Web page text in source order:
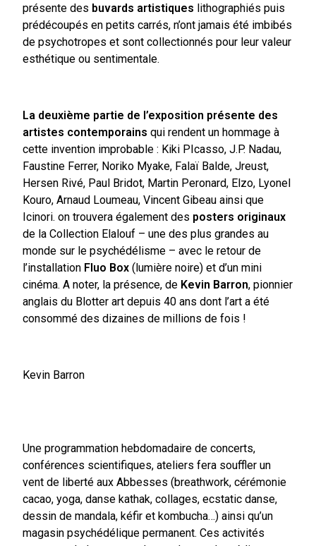
présente des buvards artistiques lithographiés puis
prédécoupés en petits carrés, n’ont jamais été imbibés
de psychotropes et sont collectionnés pour leur valeur
esthétique ou sentimentale.
La deuxième partie de l’exposition présente des
artistes contemporains qui rendent un hommage à
cette invention improbable : Kiki PIcasso, J.P. Nadau,
Faustine Ferrer, Noriko Myake, Falaï Balde, Jreust,
Hersen Rivé, Paul Bridot, Martin Peronard, Elzo, Lyonel
Kouro, Arnaud Loumeau, Vincent Gibeau ainsi que
Icinori. on trouvera également des posters originaux
de la Collection Elalouf – une des plus grandes au
monde sur le psychédélisme – avec le retour de
l’installation Fluo Box (lumière noire) et d’un mini
cinéma. A noter, la présence, de Kevin Barron, pionnier
anglais du Blotter art depuis 40 ans dont l’art a été
consommé des dizaines de millions de fois !
Kevin Barron
Une programmation hebdomadaire de concerts,
conférences scientifiques, ateliers fera souffler un
vent de liberté aux Abbesses (breathwork, cérémonie
cacao, yoga, danse kathak, collages, ecstatic danse,
dessin de mandala, kéfir et kombucha…) ainsi qu’un
magasin psychédélique permanent. Ces activités